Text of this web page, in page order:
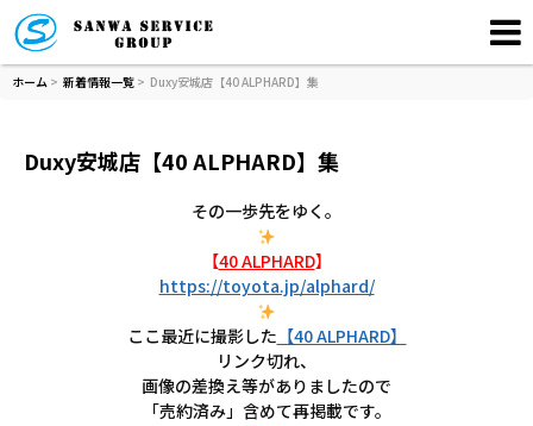
ホーム > 新着情報一覧 > Duxy安城店【40 ALPHARD】集
Duxy安城店【40 ALPHARD】集
その一歩先をゆく。
【40 ALPHARD】
https://toyota.jp/alphard/
ここ最近に撮影した 【40 ALPHARD】
リンク切れ、
画像の差換え等がありましたので
「売約済み」含めて再掲載です。